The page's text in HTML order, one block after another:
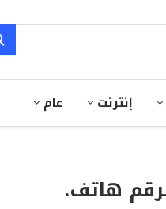
إنترنت عام
هاتف.